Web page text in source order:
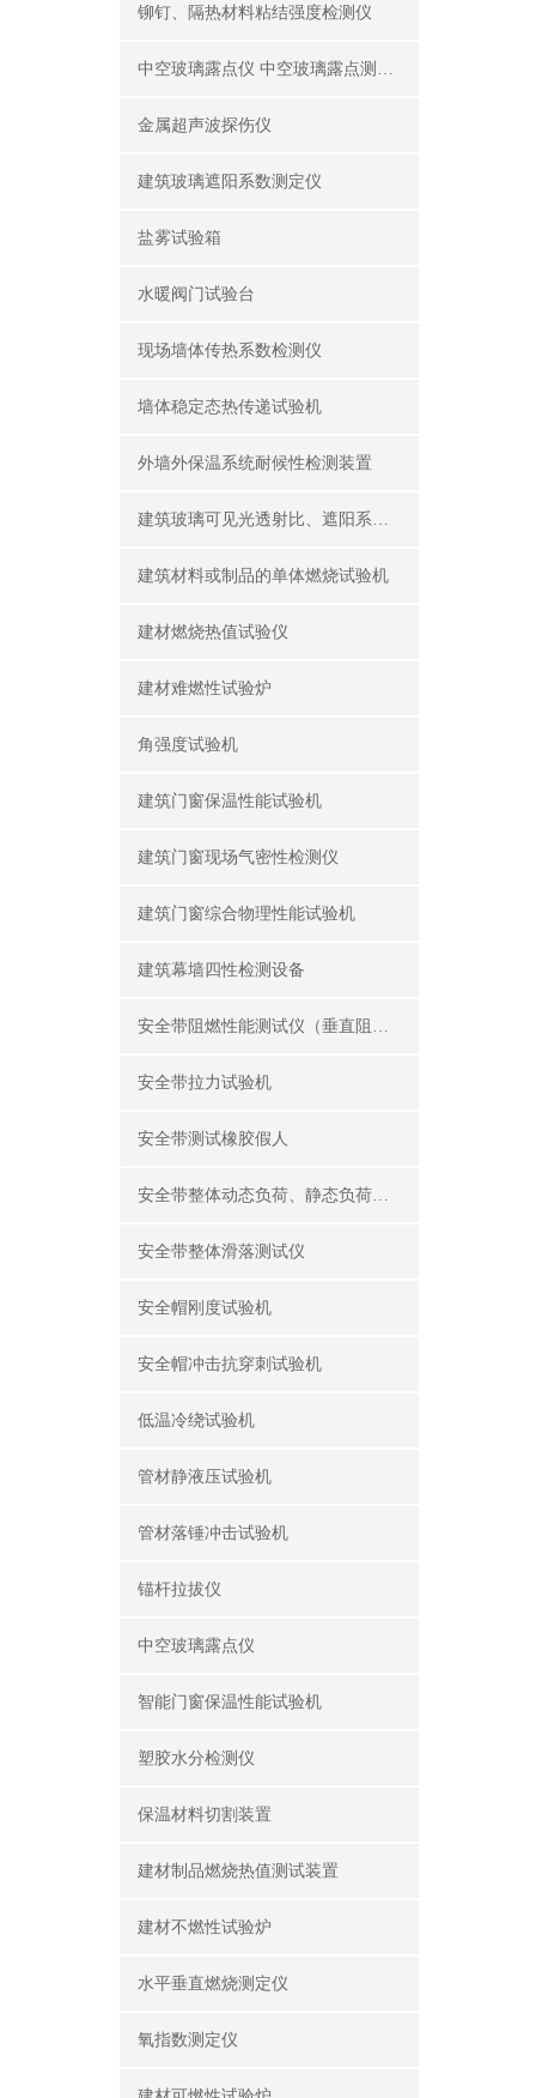
铆钉、隔热材料粘结强度检测仪
中空玻璃露点仪 中空玻璃露点测试仪器
金属超声波探伤仪
建筑玻璃遮阳系数测定仪
盐雾试验箱
水暖阀门试验台
现场墙体传热系数检测仪
墙体稳定态热传递试验机
外墙外保温系统耐候性检测装置
建筑玻璃可见光透射比、遮阳系数测定仪
建筑材料或制品的单体燃烧试验机
建材燃烧热值试验仪
建材难燃性试验炉
角强度试验机
建筑门窗保温性能试验机
建筑门窗现场气密性检测仪
建筑门窗综合物理性能试验机
建筑幕墙四性检测设备
安全带阻燃性能测试仪（垂直阻燃仪）
安全带拉力试验机
安全带测试橡胶假人
安全带整体动态负荷、静态负荷测试仪
安全带整体滑落测试仪
安全帽刚度试验机
安全帽冲击抗穿刺试验机
低温冷绕试验机
管材静液压试验机
管材落锤冲击试验机
锚杆拉拔仪
中空玻璃露点仪
智能门窗保温性能试验机
塑胶水分检测仪
保温材料切割装置
建材制品燃烧热值测试装置
建材不燃性试验炉
水平垂直燃烧测定仪
氧指数测定仪